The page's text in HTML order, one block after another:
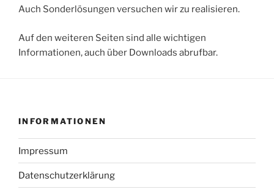
Auch Sonderlösungen versuchen wir zu realisieren.
Auf den weiteren Seiten sind alle wichtigen
Informationen, auch über Downloads abrufbar.
INFORMATIONEN
Impressum
Datenschutzerklärung